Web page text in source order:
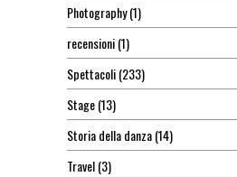
Photography(1)
recensioni(1)
Spettacoli(233)
Stage(13)
Storia della danza(14)
Travel(3)